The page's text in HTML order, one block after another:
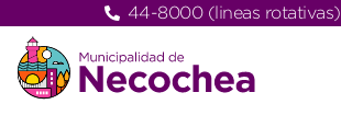
44-8000 (lineas rotativas)